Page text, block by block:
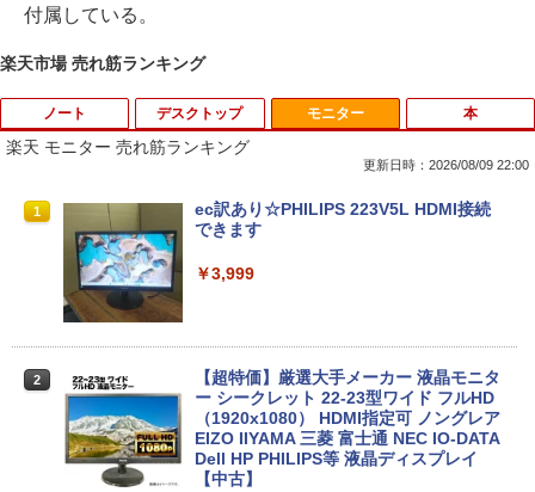
付属している。
楽天市場 売れ筋ランキング
ノート
1
良品 フルHD 12.5インチ SONY VAIO Pr
o PJ VJPJ13C11N / Windows11/ 超高性
NVMe式256GB-SSD/ カメラ/ 無線Wi-Fi
￥24,990
＼マラソン限定値引／福袋 6点セット ノ
ートパソコン 新品 Intel Pentium GOLD
デスクトップ
1
＼11日まで限定価格／【楽天1位】デス
クトップパソコン 新品 福袋 5点セット
2100F メモリ8GB〜32GB SSD256GB〜
￥49,210
【マラソン値引中！ 当日出荷の新品】デ
スクトップPC デスクトップパソコン ビ
モニター
楽天 モニター 売れ筋ランキング
更新日時：2026/08/09 22:00
1
ec訳あり☆PHILIPS 223V5L HDMI接続
できます
￥3,999
2
【超特価】厳選大手メーカー 液晶モニタ
ー シークレット 22-23型ワイド フルHD
（1920x1080） HDMI指定可 ノングレア
EIZO IIYAMA 三菱 富士通 NEC IO-DATA
Dell HP PHILIPS等 液晶ディスプレイ
【中古】
本